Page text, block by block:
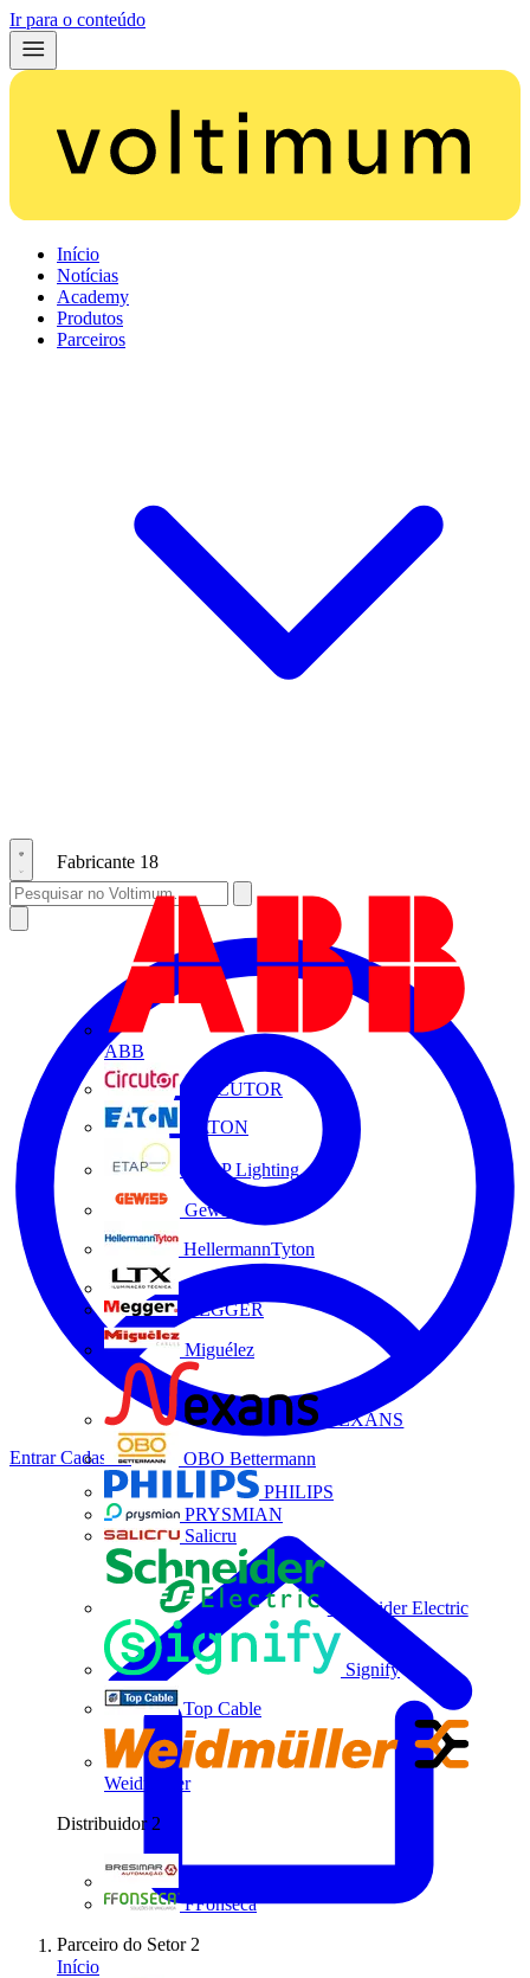
Ir para o conteúdo
Início
Notícias
Academy
Produtos
Parceiros
Fabricante 18
ABB
CIRCUTOR
EATON
ETAP Lighting
Gewiss
HellermannTyton
MEGGER
Miguélez
NEXANS
OBO Bettermann
PHILIPS
PRYSMIAN
Salicru
Schneider Electric
Signify
Top Cable
Weidmüller
Distribuidor 2
FFonseca
Parceiro do Setor 2
EntrarCadastrar
Início